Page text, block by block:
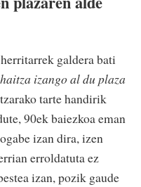
galdera bati
izango al du plaza
tarte handirik
90ek baiezkoa eman
izan dira, izen
erroldatuta ez
izan, pozik gaude